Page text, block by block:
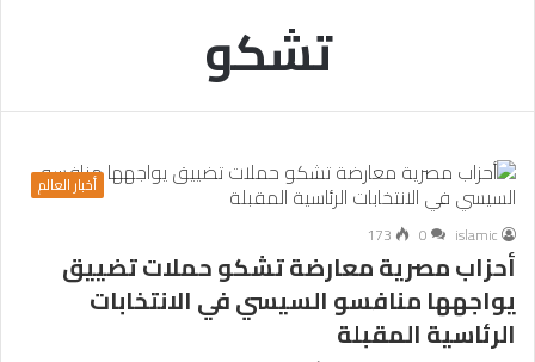
تشكو
أخبار العالم
islamic
0
173
أحزاب مصرية معارضة تشكو حملات تضييق
يواجهها منافسو السيسي في الانتخابات
الرئاسية المقبلة